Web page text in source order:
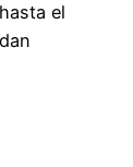
el